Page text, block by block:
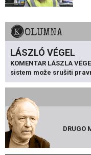
KOLUMNA
LÁSZLÓ VÉGEL
KOMENTAR LÁSZLA
sistem može srušiti
DRUGO